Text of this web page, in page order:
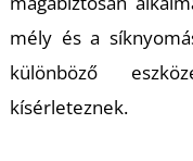
mély és a
különböző
kísérleteznek.